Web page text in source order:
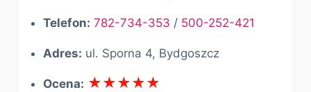
Telefon: 782-734-353 / 500-252-421
Adres: ul. Sporna 4, Bydgoszcz
Ocena: